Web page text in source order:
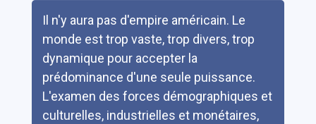
Il n'y aura pas d'empire américain. Le
monde est trop vaste, trop divers, trop
dynamique pour accepter la
prédominance d'une seule puissance.
L'examen des forces démographiques et
culturelles, industrielles et monétaires,